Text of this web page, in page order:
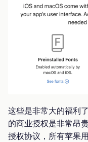
这些是非常大的福利
的商业授权是非常昂
授权协议，所有苹果